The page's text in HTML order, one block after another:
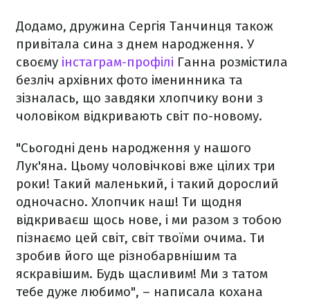
Додамо, дружина Сергія Танчинця також
привітала сина з днем народження. У
своєму інстаграм-профілі Ганна розмістила
безліч архівних фото іменинника та
зізналась, що завдяки хлопчику вони з
чоловіком відкривають світ по-новому.
"Сьогодні день народження у нашого
Лук'яна. Цьому чоловічкові вже цілих три
роки! Такий маленький, і такий дорослий
одночасно. Хлопчик наш! Ти щодня
відкриваєш щось нове, і ми разом з тобою
пізнаємо цей світ, світ твоїми очима. Ти
зробив його ще різнобарвнішим та
яскравішим. Будь щасливим! Ми з татом
тебе дуже любимо", – написала кохана